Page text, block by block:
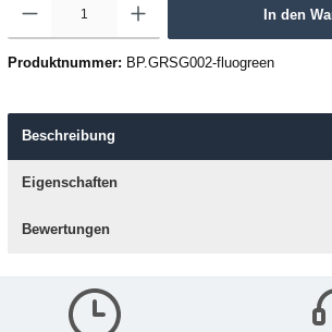
In den
Produktnummer: BP.GRSG002-fluogreen
Beschreibung
Eigenschaften
Bewertungen